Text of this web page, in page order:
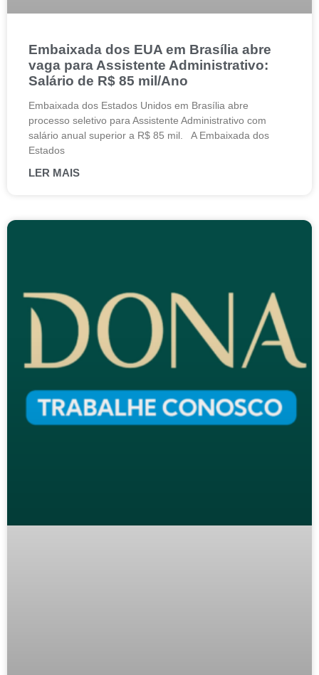
Embaixada dos EUA em Brasília abre
vaga para Assistente Administrativo:
Salário de R$ 85 mil/Ano
Embaixada dos Estados Unidos em Brasília abre
processo seletivo para Assistente Administrativo com
salário anual superior a R$ 85 mil. A Embaixada dos
Estados
LER MAIS